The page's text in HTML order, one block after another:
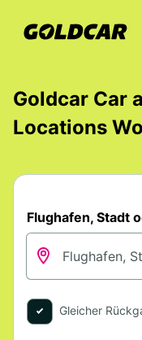
Goldcar Car
Locations
Flughafen, Stadt
Gleicher